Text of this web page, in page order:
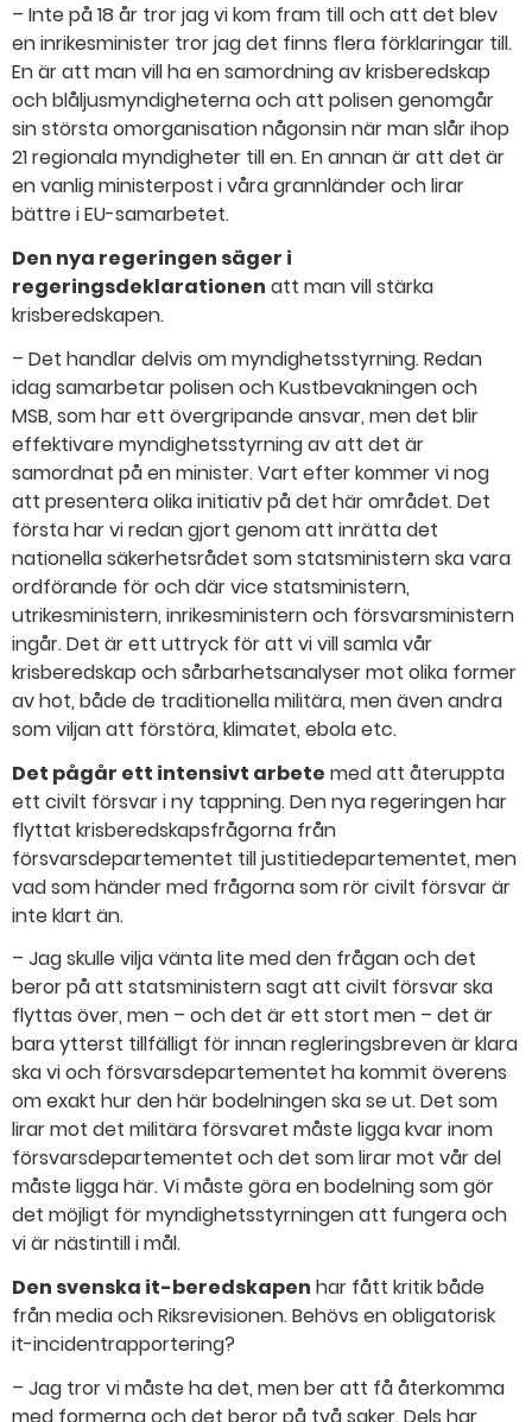
– Inte på 18 år tror jag vi kom fram till och att det blev
en inrikesminister tror jag det finns flera förklaringar till.
En är att man vill ha en samordning av krisberedskap
och blåljusmyndigheterna och att polisen genomgår
sin största omorganisation någonsin när man slår ihop
21 regionala myndigheter till en. En annan är att det är
en vanlig ministerpost i våra grannländer och lirar
bättre i EU-samarbetet.
Den nya regeringen säger i
regeringsdeklarationen att man vill stärka
krisberedskapen.
– Det handlar delvis om myndighetsstyrning. Redan
idag samarbetar polisen och Kustbevakningen och
MSB, som har ett övergripande ansvar, men det blir
effektivare myndighetsstyrning av att det är
samordnat på en minister. Vart efter kommer vi nog
att presentera olika initiativ på det här området. Det
första har vi redan gjort genom att inrätta det
nationella säkerhetsrådet som statsministern ska vara
ordförande för och där vice statsministern,
utrikesministern, inrikesministern och försvarsministern
ingår. Det är ett uttryck för att vi vill samla vår
krisberedskap och sårbarhetsanalyser mot olika former
av hot, både de traditionella militära, men även andra
som viljan att förstöra, klimatet, ebola etc.
Det pågår ett intensivt arbete med att återuppta
ett civilt försvar i ny tappning. Den nya regeringen har
flyttat krisberedskapsfrågorna från
försvarsdepartementet till justitiedepartementet, men
vad som händer med frågorna som rör civilt försvar är
inte klart än.
– Jag skulle vilja vänta lite med den frågan och det
beror på att statsministern sagt att civilt försvar ska
flyttas över, men – och det är ett stort men – det är
bara ytterst tillfälligt för innan regleringsbreven är klara
ska vi och försvarsdepartementet ha kommit överens
om exakt hur den här bodelningen ska se ut. Det som
lirar mot det militära försvaret måste ligga kvar inom
försvarsdepartementet och det som lirar mot vår del
måste ligga här. Vi måste göra en bodelning som gör
det möjligt för myndighetsstyrningen att fungera och
vi är nästintill i mål.
Den svenska it-beredskapen har fått kritik både
från media och Riksrevisionen. Behövs en obligatorisk
it-incidentrapportering?
– Jag tror vi måste ha det, men ber att få återkomma
med formerna och det beror på två saker. Dels har